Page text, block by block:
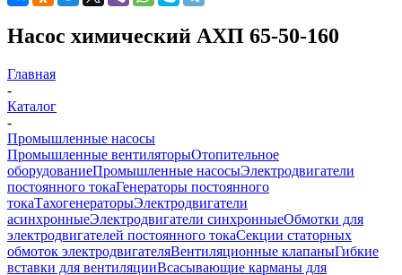
Насос химический АХП 65-50-160
Главная
-
Каталог
-
Промышленные насосы
Промышленные вентиляторыОтопительное
оборудованиеПромышленные насосыЭлектродвигатели
постоянного токаГенераторы постоянного
токаТахогенераторыЭлектродвигатели
асинхронныеЭлектродвигатели синхронныеОбмотки для
электродвигателей постоянного токаСекции статорных
обмоток электродвигателяВентиляционные клапаныГибкие
вставки для вентиляцииВсасывающие карманы для